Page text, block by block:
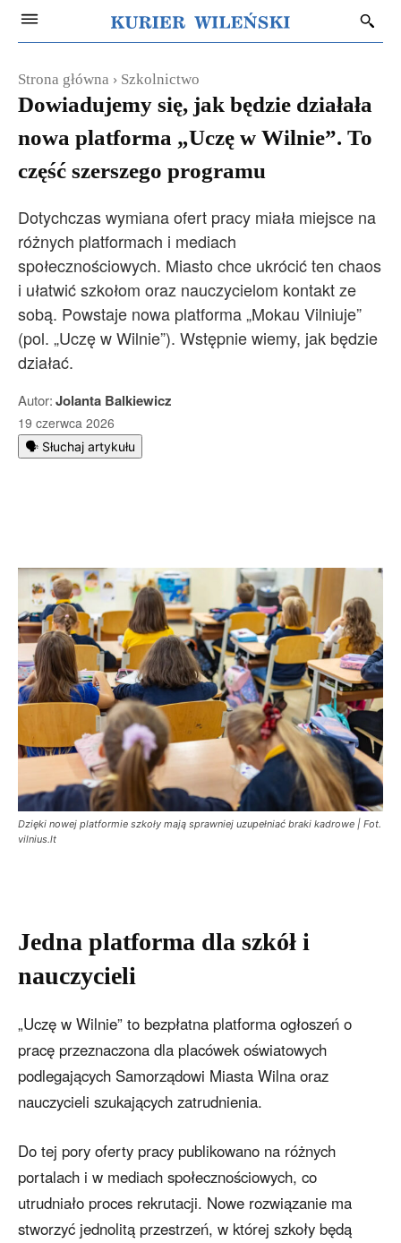
Strona główna Szkolnictwo
Dowiadujemy się, jak będzie działała
nowa platforma „Uczę w Wilnie”. To
część szerszego programu
Dotychczas wymiana ofert pracy miała miejsce na
różnych platformach i mediach
społecznościowych. Miasto chce ukrócić ten chaos
i ułatwić szkołom oraz nauczycielom kontakt ze
sobą. Powstaje nowa platforma „Mokau Vilniuje”
(pol. „Uczę w Wilnie”). Wstępnie wiemy, jak będzie
działać.
Autor:Jolanta Balkiewicz
19 czerwca 2026
🗣️ Słuchaj artykułu
Dzięki nowej platformie szkoły mają sprawniej uzupełniać braki kadrowe | Fot.
vilnius.lt
Jedna platforma dla szkół i
nauczycieli
„Uczę w Wilnie” to bezpłatna platforma ogłoszeń o
pracę przeznaczona dla placówek oświatowych
podlegających Samorządowi Miasta Wilna oraz
nauczycieli szukających zatrudnienia.
Do tej pory oferty pracy publikowano na różnych
portalach i w mediach społecznościowych, co
utrudniało proces rekrutacji. Nowe rozwiązanie ma
stworzyć jednolitą przestrzeń, w której szkoły będą